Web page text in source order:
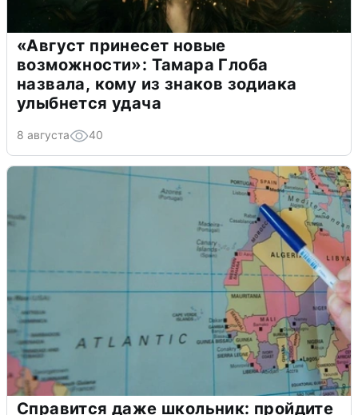
«Август принесет новые
возможности»: Тамара Глоба
назвала, кому из знаков зодиака
улыбнется удача
8 августа 40
Справится даже школьник: пройдите